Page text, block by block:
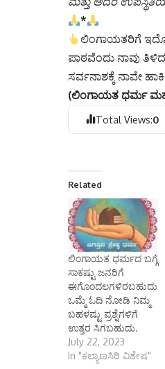
(ಲಿಂಗಾಯತ ಧರ್ಮ
Total Views: 0
Related
ಲಿಂಗಾಯತ ಧರ್ಮದ ಬಗ್ಗೆ
ಸಾಕಷ್ಟು ಜನರಿಗೆ
ಈಗೊಂದಲಗಳಿರಬಹುದು
ಒಮ್ಮೆ ಓದಿ ನೋಡಿ ನಿಮ್ಮ
ಬಹಳಷ್ಟು ಪ್ರಶ್ನೆಗಳಿಗೆ
ಉತ್ತರ ಸಿಗಬಹುದು.
July 22, 2023
In "ಕಲ್ಯಾಣಸಿರಿ ವಿಶೇಷ"
ಪೂಜ್ಯ ಶ್ರೀ ಮಾತೆ
ಮಹಾದೇವಿಮಾತಾಜಿಯವ